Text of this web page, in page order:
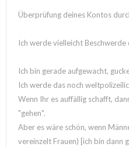
Überprüfung deines Kontos
Ich werde vielleicht Beschwerde
Ich bin gerade aufgewacht,
Ich werde das noch
Wenn Ihr es auffällig schafft,
"gehen".
Aber es wäre schön, wenn
vereinzelt Frauen) [ich bin dann